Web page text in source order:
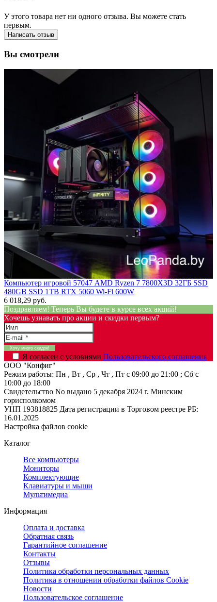
У этого товара нет ни одного отзыва. Вы можете стать
первым.
Написать отзыв
Вы смотрели
Компьютер игровой 57047 AMD Ryzen 7 7800X3D 32ГБ SSD
480GB SSD 1TB RTX 5060 Wi-Fi 600W
6 018,29 руб.
Поздравляем! Теперь Вы будете в курсе всех акций!
Хочешь узнавать про акции и скидки первым?
Я согласен с условиями Пользовательского соглашения
ООО "Конфиг"
Режим работы: Пн , Вт , Ср , Чт , Пт c 09:00 до 21:00 ; Сб c
10:00 до 18:00
Свидетельство No выдано 5 декабря 2024 г. Минским
горисполкомом
УНП 193818825 Дата регистрации в Торговом реестре РБ:
16.01.2025
Настройка файлов cookie
Каталог
Все компьютеры
Мониторы
Комплектующие
Клавиатуры и мыши
Мультимедиа
Информация
Оплата и доставка
Обратная связь
Гарантийное соглашение
Контакты
Отзывы
Политика обработки персональных данных
Политика в отношении обработки файлов Cookie
Новости
Пользовательское соглашение